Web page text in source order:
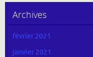
Archives
février 2021
janvier 2021